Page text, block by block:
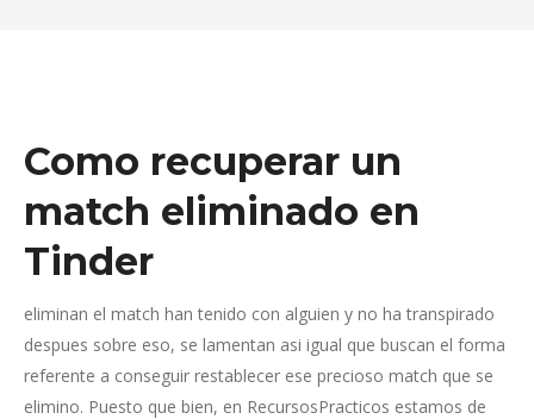
Como recuperar un
match eliminado en
Tinder
eliminan el match han tenido con alguien y no ha transpirado
despues sobre eso, se lamentan asi­ igual que buscan el forma
referente a conseguir restablecer ese precioso match que se
elimino. Puesto que bien, en RecursosPracticos estamos de